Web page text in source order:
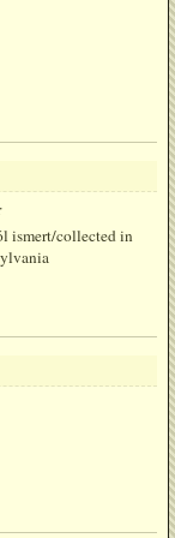
ismert/collected in